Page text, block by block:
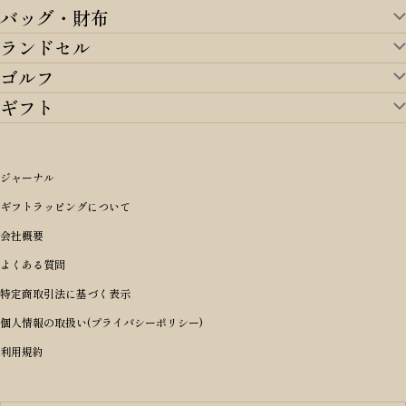
バッグ・財布
バッグ・財布TOP
すべてを見る
アイテムから選ぶ
リュックサック・デイパック・バックパック
ショルダーバッグ
ボディバッグ・ウエストバッグ
長財布
二つ折り財布
三つ折り財布
コインケース・小銭入れ
m＋ エムピウ
PORTER 吉田カバン ポーター
BRIEFING ブリーフィング
Dakota ダコタ
CLEDRAN クレドラン
aniary アニアリ
CIE シー
ランドセル
ランドセルTOP
すべてを見る
オリジナルランドセル
女の子ランドセル
男の子ランドセル
ランドセル小物・その他
レッド
ピンク
パープル(ラベンダー)
価格から選ぶ
〜49,999円
50,000円〜59,999円
60,000円〜69,999円
70,000円〜79,999円
80,000円〜
ゴルフ
ゴルフTOP
アイテムから選ぶ
キャディバッグ
ヘッドカバー
ゴルフ小物
ゴルフウェア/アクセサリー
ブランドから選ぶ
BRIEFING ブリーフィング
master-piece マスターピース
JONES ジョーンズ
木の庄帆布
ギフト
シーンから探す
誕生日
結婚祝い
出産祝い
入学・進学祝い
成人祝い
就職・栄転祝い
性別・年齢から探す
男性向け
女性向け
10代
20代
30代
予算から探す
〜4,999円
5,000円〜9,999円
10,000円〜19,999円
20,000円〜29,999円
ジャーナル
ギフトラッピングについて
会社概要
よくある質問
特定商取引法に基づく表示
個人情報の取扱い(プライバシーポリシー)
利用規約